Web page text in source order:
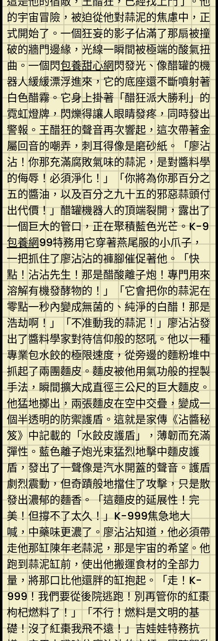
的宇宙冒險，被迫從他對蒜泥的焦慮中，正
式開始了。一個狂妄的影子佔滿了那扇被撞
破的牆門邊緣，光線一瞬間被極端的酸氣扭
曲。一個閃包養甜心網閃發光、像醋罐的機
器人緩緩漂浮進來，它的底座還不斷噴射著
白色醋霧。它身上掛著「醋狂派大勝利」的
霓虹燈牌，閃爍得讓人眼睛發疼，同時發出
警報。王醋狂的聲音再次響起，這次帶著金
屬回音的嘲弄，刺耳得像是磨砂紙。「廖沾
沾！你那充滿腐敗氣味的蒜泥，是對醬料學
的侮辱！必須淨化！」「你將為你那百分之
五的醬油，以及百分之九十五的邪惡蒜頭付
出代價！」醋罐機器人的頂端裂開，露出了
一個巨大的管口，正在聚積藍色光芒。K-9
包養網99特務用它穿著燕尾服的小爪子，
一把抓住了廖沾沾的褲腳催促著他。「快
點！沾沾先生！那是醋酸離子炮！專門用來
溶解有機發酵物的！」「它會把你的蒜泥在
零點一秒內變成無菌的、純淨的白醋！那是
浩劫啊！」「不准動我的蒜泥！」廖沾沾發
出了醬料學家對待信仰般的怒吼。他以一種
專業包水餃的極限速度，從旁邊的麵粉堆中
抓起了兩團麵皮。麵皮被他用氣功般的捏製
手法，瞬間擴大成直徑三公尺的巨大麵皮。
他猛地擲出，兩張麵皮在空中交疊，變成一
個半透明的防禦護盾。這就是家傳《沾醬秘
笈》中記載的「水餃皮護盾」，薄韌而充滿
彈性。藍色離子炮光束猛烈地擊中麵皮護
盾，發出了一聲像是汽水開蓋的聲音。護盾
劇烈震動，但奇蹟般地擋住了攻擊，只是散
發出濃郁的麵香。「這麵皮的延展性！完
美！但撐不了太久！」K-999焦急地大
喊，中藥味更濃了。廖沾沾知道，他必須帶
走他那缸陳年老蒜泥，那是宇宙的希望。他
跑到蒜泥缸前，使出他搬運食材的全部力
量，將那口比他還胖的缸抱起。「走！K-
999！我們要從後院逃跑！別再管你的紅棗
枸杞燃料了！」「不行！燃料是文明的基
礎！沒了紅棗我飛不遠！」吉娃娃特務抗